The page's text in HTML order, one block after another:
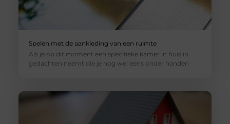
Spelen met de aankleding van een ruimte
Als je op dit moment een specifieke kamer in huis in
gedachten neemt die je nog wel eens onder handen